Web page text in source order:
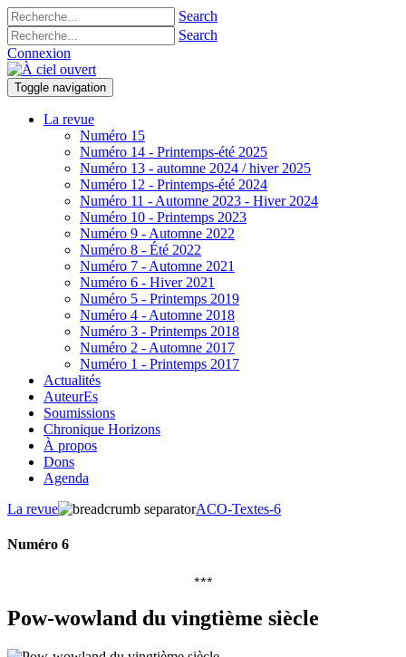
Search
Search
Connexion
Toggle navigation
La revue
Numéro 15
Numéro 14 - Printemps-été 2025
Numéro 13 - automne 2024 / hiver 2025
Numéro 12 - Printemps-été 2024
Numéro 11 - Automne 2023 - Hiver 2024
Numéro 10 - Printemps 2023
Numéro 9 - Automne 2022
Numéro 8 - Été 2022
Numéro 7 - Automne 2021
Numéro 6 - Hiver 2021
Numéro 5 - Printemps 2019
Numéro 4 - Automne 2018
Numéro 3 - Printemps 2018
Numéro 2 - Automne 2017
Numéro 1 - Printemps 2017
Actualités
AuteurEs
Soumissions
Chronique Horizons
À propos
Dons
Agenda
La revue
ACO-Textes-6
Numéro 6
***
Pow-wowland du vingtième siècle